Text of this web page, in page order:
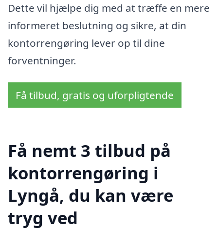
Dette vil hjælpe dig med at træffe en mere
informeret beslutning og sikre, at din
kontorrengøring lever op til dine
forventninger.
Få tilbud, gratis og uforpligtende
Få nemt 3 tilbud på
kontorrengøring i
Lyngå, du kan være
tryg ved